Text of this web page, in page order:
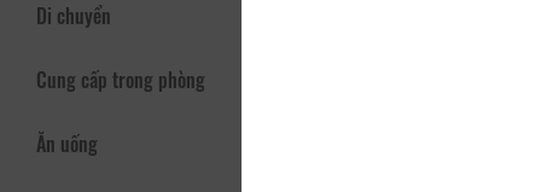
Di chuyển
Cung cấp trong phòng
Ăn uống